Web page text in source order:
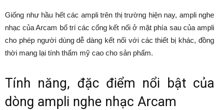
Giống như hầu hết các ampli trên thị trường hiện nay, ampli nghe
nhạc của Arcam bố trí các cổng kết nối ở mặt phía sau của ampli
cho phép người dùng dễ dàng kết nối với các thiết bị khác, đồng
thời mang lại tính thẩm mỹ cao cho sản phẩm.
Tính năng, đặc điểm nổi bật của
dòng ampli nghe nhạc Arcam